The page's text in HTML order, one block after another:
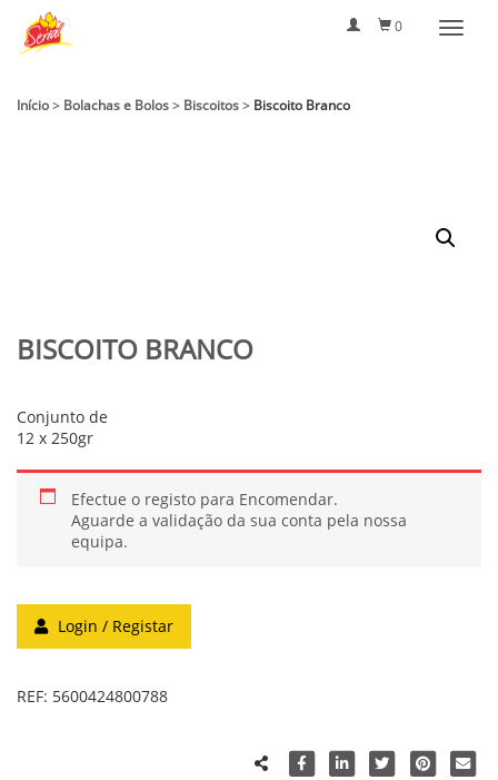
0
Início> Bolachas e Bolos> Biscoitos> Biscoito Branco
BISCOITO BRANCO
Conjunto de
12 x 250gr
Efectue o registo para Encomendar.
Aguarde a validação da sua conta pela nossa
equipa.
Login / Registar
REF: 5600424800788